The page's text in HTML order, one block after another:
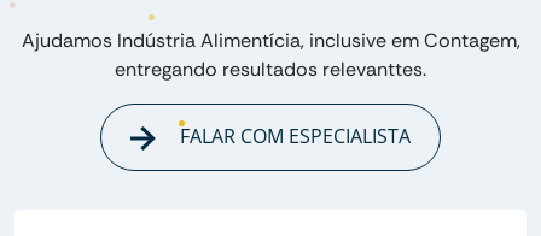
Ajudamos Indústria Alimentícia, inclusive em Contagem,
entregando resultados relevanttes.
FALAR COM ESPECIALISTA